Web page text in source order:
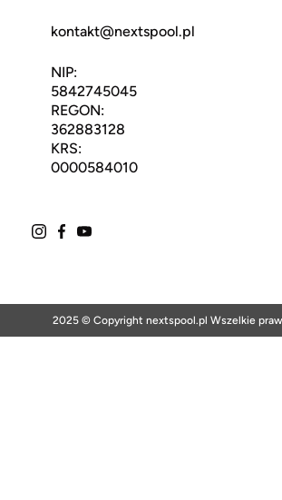
kontakt@nextspool.pl
NIP:
5842745045
REGON:
362883128
KRS:
0000584010